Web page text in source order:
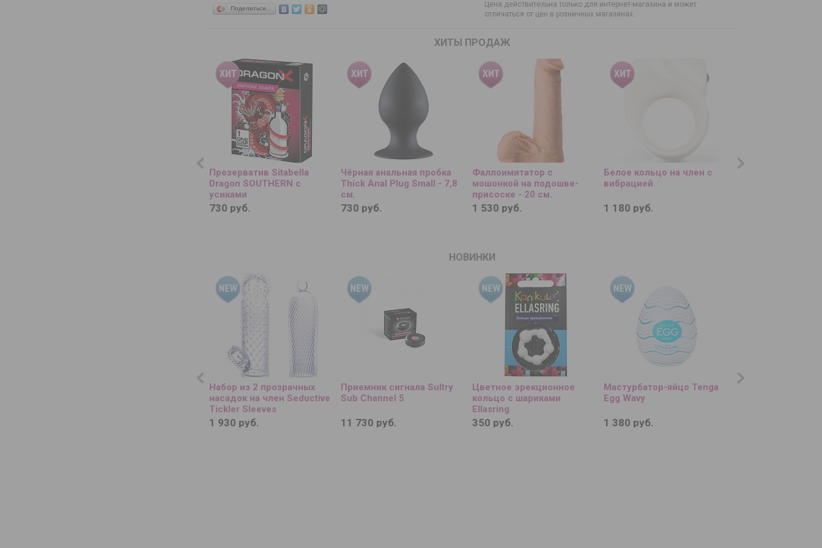
Поделиться…
Цена действительна только для интернет-магазина и может
отличаться от цен в розничных магазинах.
ХИТЫ ПРОДАЖ
Презерватив Sitabella
Dragon SOUTHERN с
усиками
730 руб.
Чёрная анальная пробка
Thick Anal Plug Small - 7,8
см.
730 руб.
Фаллоимитатор с
мошонкой на подошве-
присоске - 20 см.
1 530 руб.
Белое кольцо на член с
вибрацией
1 180 руб.
Нейтральный
НОВИНКИ
Набор из 2 прозрачных
насадок на член Seductive
Tickler Sleeves
1 930 руб.
Приемник сигнала Sultry
Sub Channel 5
11 730 руб.
Цветное эрекционное
кольцо с шариками
Ellasring
350 руб.
Мастурбатор-яйцо Tenga
Egg Wavy
1 380 руб.
Сиреневый